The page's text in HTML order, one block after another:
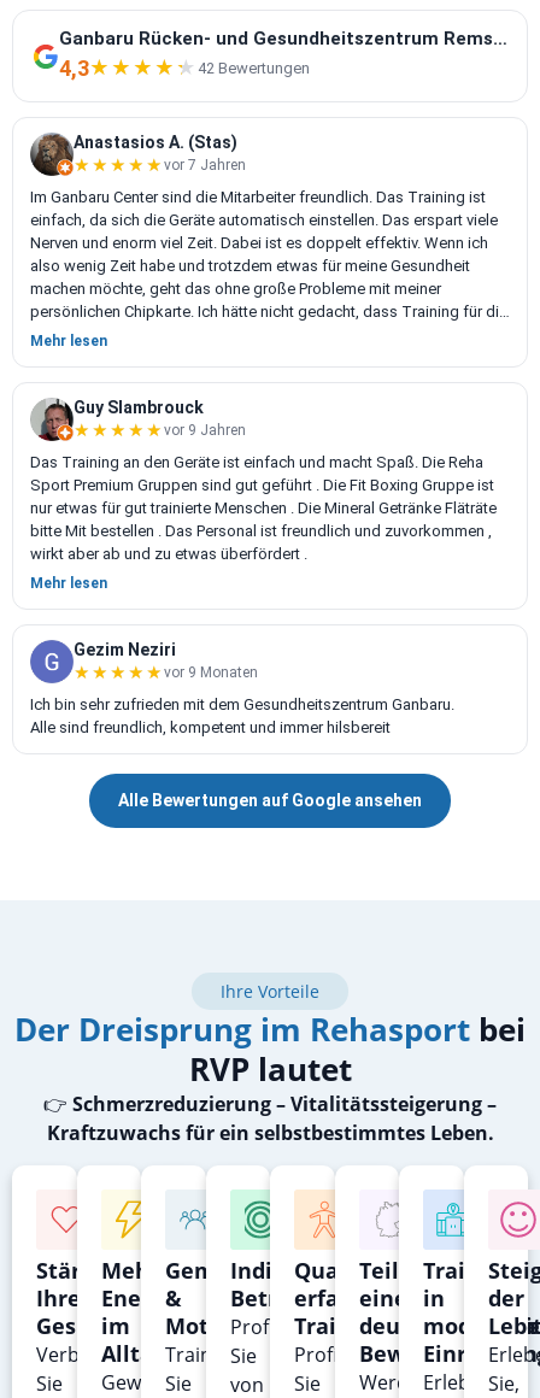
Ganbaru Rücken- und Gesundheitszentrum Remscheid
4,3★★★★★
★★★★★ 42 Bewertungen
Anastasios A. (Stas)
★★★★★
★★★★★ vor 7 Jahren
Im Ganbaru Center sind die Mitarbeiter freundlich. Das Training ist
einfach, da sich die Geräte automatisch einstellen. Das erspart viele
Nerven und enorm viel Zeit. Dabei ist es doppelt effektiv. Wenn ich
also wenig Zeit habe und trotzdem etwas für meine Gesundheit
machen möchte, geht das ohne große Probleme mit meiner
persönlichen Chipkarte. Ich hätte nicht gedacht, dass Training für die
Gesundheit oder Fitness so komfortabel sein kann. Macht doch auch
selbst... 🙂
Viele Grüße
Mehr lesen
Guy Slambrouck
★★★★★
★★★★★ vor 9 Jahren
Das Training an den Geräte ist einfach und macht Spaß. Die Reha
Sport Premium Gruppen sind gut geführt . Die Fit Boxing Gruppe ist
nur etwas für gut trainierte Menschen . Die Mineral Getränke Fläträte
bitte Mit bestellen . Das Personal ist freundlich und zuvorkommen ,
wirkt aber ab und zu etwas überfördert .
Mehr lesen
Gezim Neziri
★★★★★
★★★★★ vor 9 Monaten
Ich bin sehr zufrieden mit dem Gesundheitszentrum Ganbaru.
Alle sind freundlich, kompetent und immer hilsbereit
Alle Bewertungen auf Google ansehen
Ihre Vorteile
Der Dreisprung im Rehasport bei
RVP lautet
👉 Schmerzreduzierung – Vitalitätssteigerung –
Kraftzuwachs für ein selbstbestimmtes Leben.
Stärkung
Ihrer
Gesundheit
Verbessern
Sie
Mehr
Energie
im
Alltag
Gewinnen
Gemeinschaft
&
Motivation
Trainieren
Sie
Individuelle
Betreuung
Profitieren
Sie
von
Qualitative,
erfahrene
Trainer
Profitieren
Sie
Teil
einer
Bewegung
Werden
Training
in
modernen
Erleben
der
Sie,